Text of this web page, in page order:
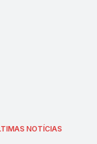
NOTÍCIAS